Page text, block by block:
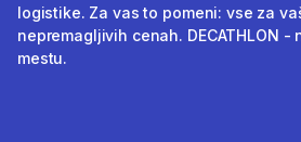
logistike. Za vas to pomeni: vse za
nepremagljivih cenah. DECATHLON
mestu.